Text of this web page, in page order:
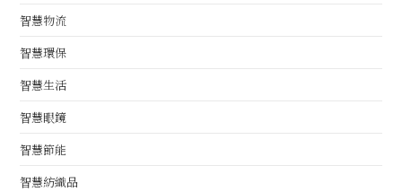
智慧物流
智慧環保
智慧生活
智慧眼鏡
智慧節能
智慧紡織品